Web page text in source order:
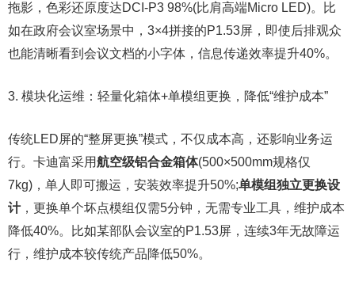
拖影，色彩还原度达DCI-P3 98%(比肩高端Micro LED)。比
如在政府会议室场景中，3×4拼接的P1.53屏，即使后排观众
也能清晰看到会议文档的小字体，信息传递效率提升40%。
3. 模块化运维：轻量化箱体+单模组更换，降低“维护成本”
传统LED屏的“整屏更换”模式，不仅成本高，还影响业务运
行。卡迪富采用航空级铝合金箱体(500×500mm规格仅
7kg)，单人即可搬运，安装效率提升50%;单模组独立更换设
计，更换单个坏点模组仅需5分钟，无需专业工具，维护成本
降低40%。比如某部队会议室的P1.53屏，连续3年无故障运
行，维护成本较传统产品降低50%。